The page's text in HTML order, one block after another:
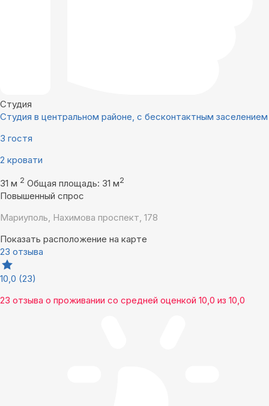
Студия
Студия в центральном районе, с бесконтактным заселением
3 гостя
2 кровати
31 м 2 Общая площадь: 31 м2
Повышенный спрос
Мариуполь, Нахимова проспект, 178
Показать расположение на карте
23 отзыва
10,0 (23)
23 отзыва о проживании со средней оценкой 10,0 из 10,0